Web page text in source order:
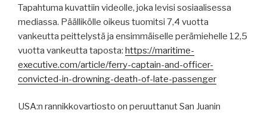
Tapahtuma kuvattiin videolle, joka levisi sosiaalisessa
mediassa. Päällikölle oikeus tuomitsi 7,4 vuotta
vankeutta peittelystä ja ensimmäiselle perämiehelle 12,5
vuotta vankeutta taposta: https://maritime-
executive.com/article/ferry-captain-and-officer-
convicted-in-drowning-death-of-late-passenger
USA:n rannikkovartiosto on peruuttanut San Juanin